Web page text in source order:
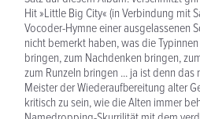
Hit »Little Big City« (in Verbindung mit
Vocoder-Hymne einer ausgelassenen
nicht bemerkt haben, was die
bringen, zum Nachdenken bringen,
zum Runzeln bringen ... ja ist denn
Meister der Wiederaufbereitung alter
kritisch zu sein, wie die Alten immer